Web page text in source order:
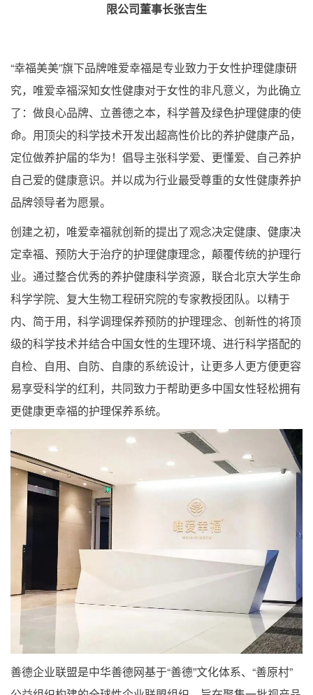
限公司董事长张吉生
“幸福美美”旗下品牌唯爱幸福是专业致力于女性护理健康研
究，唯爱幸福深知女性健康对于女性的非凡意义，为此确立
了：做良心品牌、立善德之本，科学普及绿色护理健康的使
命。用顶尖的科学技术开发出超高性价比的养护健康产品，
定位做养护届的华为！倡导主张科学爱、更懂爱、自己养护
自己爱的健康意识。并以成为行业最受尊重的女性健康养护
品牌领导者为愿景。
创建之初，唯爱幸福就创新的提出了观念决定健康、健康决
定幸福、预防大于治疗的护理健康理念，颠覆传统的护理行
业。通过整合优秀的养护健康科学资源，联合北京大学生命
科学学院、复大生物工程研究院的专家教授团队。以精于
内、简于用，科学调理保养预防的护理理念、创新性的将顶
级的科学技术并结合中国女性的生理环境、进行科学搭配的
自检、自用、自防、自康的系统设计，让更多人更方便更容
易享受科学的红利，共同致力于帮助更多中国女性轻松拥有
更健康更幸福的护理保养系统。
善德企业联盟是中华善德网基于“善德”文化体系、“善原村”